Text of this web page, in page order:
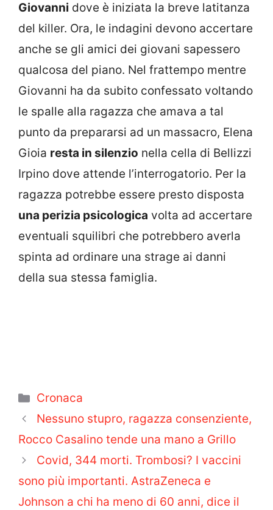
Giovanni dove è iniziata la breve latitanza
del killer. Ora, le indagini devono accertare
anche se gli amici dei giovani sapessero
qualcosa del piano. Nel frattempo mentre
Giovanni ha da subito confessato voltando
le spalle alla ragazza che amava a tal
punto da prepararsi ad un massacro, Elena
Gioia resta in silenzio nella cella di Bellizzi
Irpino dove attende l’interrogatorio. Per la
ragazza potrebbe essere presto disposta
una perizia psicologica volta ad accertare
eventuali squilibri che potrebbero averla
spinta ad ordinare una strage ai danni
della sua stessa famiglia.
Categorie
Cronaca
Nessuno stupro, ragazza consenziente,
Rocco Casalino tende una mano a Grillo
Covid, 344 morti. Trombosi? I vaccini
sono più importanti. AstraZeneca e
Johnson a chi ha meno di 60 anni, dice il